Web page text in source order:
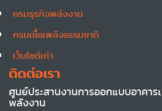
กรมธุรกิจพลังงาน
กรมเชื้อเพลิงธรรมชาติ
เว็บไซต์เก่า
ติดต่อเรา
ศูนย์ประสานงานการออกแบบอาคา
พลังงาน